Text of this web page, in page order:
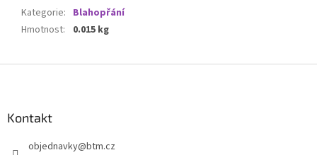
Kategorie: Blahopřání
Hmotnost: 0.015 kg
Kontakt
objednavky@btm.cz